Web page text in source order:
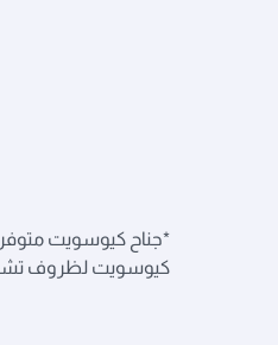
*جناح كيوسويت
كيوسويت لظروف